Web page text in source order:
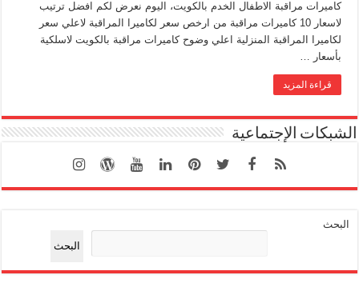
كاميرات مراقبة الاطفال الخدم بالكويت، اليوم نعرض لكم افضل ترتيب
لاسعار 10 كاميرات مراقبة من ارخص سعر لكاميرا المراقبة لاعلي سعر
لكاميرا المراقبة المنزلية اعلي وضوح كاميرات مراقبة بالكويت لاسلكية
بأسعار …
قراءة المزيد
الشبكات الإجتماعية
البحث
البحث